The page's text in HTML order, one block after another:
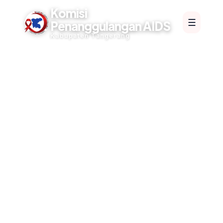
Komisi
Penanggulangan AIDS
Kabupaten Tangerang
☰